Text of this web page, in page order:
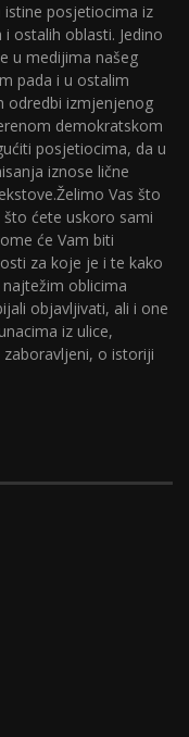
istine posjetiocima iz
ostalih oblasti. Jedino
u medijima našeg
pada i u ostalim
odredbi izmjenjenog
demokratskom
posjetiocima, da u
iznose lične
Vas što
ćete uskoro sami
će Vam biti
za koje je i te kako
oblicima
objavljivati, ali i one
iz ulice,
o istoriji